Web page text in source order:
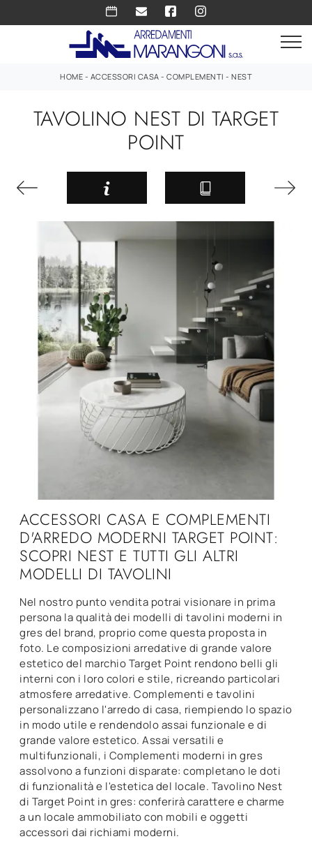
HOME - ACCESSORI CASA - COMPLEMENTI - NEST
TAVOLINO NEST DI TARGET
POINT
ACCESSORI CASA E COMPLEMENTI
D'ARREDO MODERNI TARGET POINT:
SCOPRI NEST E TUTTI GLI ALTRI
MODELLI DI TAVOLINI
Nel nostro punto vendita potrai visionare in prima
persona la qualità dei modelli di tavolini moderni in
gres del brand, proprio come questa proposta in
foto. Le composizioni arredative di grande valore
estetico del marchio Target Point rendono belli gli
interni con i loro colori e stile, ricreando particolari
atmosfere arredative. Complementi e tavolini
personalizzano l'arredo di casa, riempiendo lo spazio
in modo utile e rendendolo assai funzionale e di
grande valore estetico. Assai versatili e
multifunzionali, i Complementi moderni in gres
assolvono a funzioni disparate: completano le doti
di funzionalità e l'estetica del locale. Tavolino Nest
di Target Point in gres: conferirà carattere e charme
a un locale ammobiliato con mobili e oggetti
accessori dai richiami moderni.